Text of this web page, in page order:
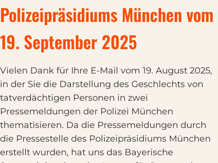
Polizeipräsidiums München vom
19. September 2025
Vielen Dank für Ihre E-Mail vom 19. August 2025,
in der Sie die Darstellung des Geschlechts von
tatverdächtigen Personen in zwei
Pressemeldungen der Polizei München
thematisieren. Da die Pressemeldungen durch
die Pressestelle des Polizeipräsidiums München
erstellt wurden, hat uns das Bayerische